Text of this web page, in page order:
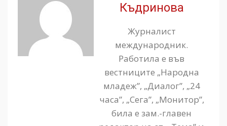
Къдринова
Журналист
международник.
Работила е във
вестниците „Народна
младеж”, „Диалог”, „24
часа”, „Сега”, „Монитор”,
била е зам.-главен